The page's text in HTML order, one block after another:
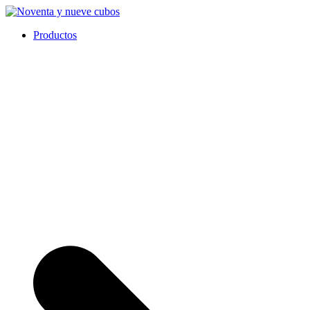
Ir
contenido
Noventa y nueve cubos
Productos